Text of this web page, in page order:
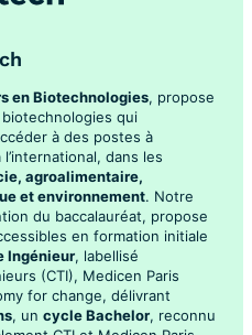
en Biotechnologies, propose
qui
à des postes à
dans les
agroalimentaire,
et environnement. Notre
du baccalauréat, propose
en formation initiale
Ingénieur, labellisé
(CTI), Medicen Paris
for change, délivrant
, un cycle Bachelor, reconnu